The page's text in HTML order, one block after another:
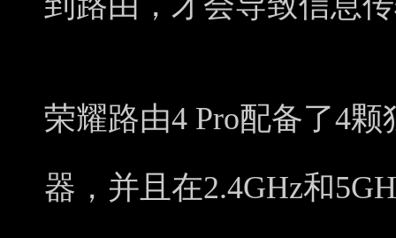
荣耀路由4 Pro配备了4
器，并且在2.4GHz和